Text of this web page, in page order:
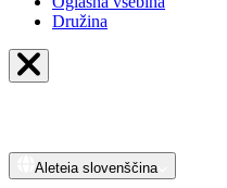
Družina
Aleteia slovenščina